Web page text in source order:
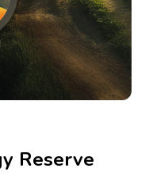
Reserve